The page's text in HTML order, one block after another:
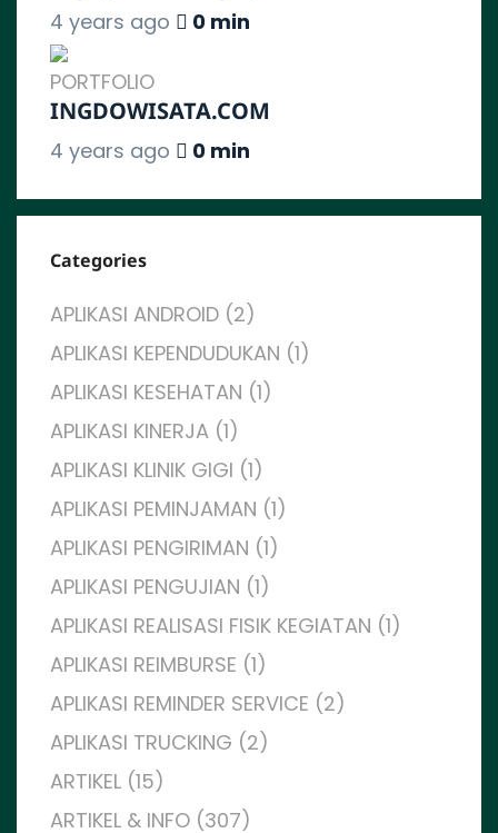
4 years ago 0 min
PORTFOLIO
INGDOWISATA.COM
4 years ago 0 min
Categories
APLIKASI ANDROID (2)
APLIKASI KEPENDUDUKAN (1)
APLIKASI KESEHATAN (1)
APLIKASI KINERJA (1)
APLIKASI KLINIK GIGI (1)
APLIKASI PEMINJAMAN (1)
APLIKASI PENGIRIMAN (1)
APLIKASI PENGUJIAN (1)
APLIKASI REALISASI FISIK KEGIATAN (1)
APLIKASI REIMBURSE (1)
APLIKASI REMINDER SERVICE (2)
APLIKASI TRUCKING (2)
ARTIKEL (15)
ARTIKEL & INFO (307)